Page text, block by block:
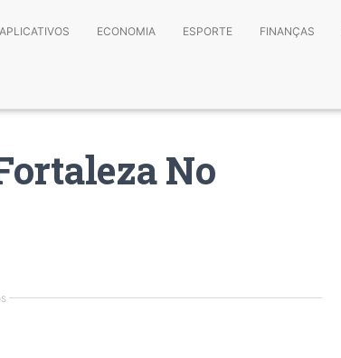
APLICATIVOS ECONOMIA ESPORTE FINANÇAS
No